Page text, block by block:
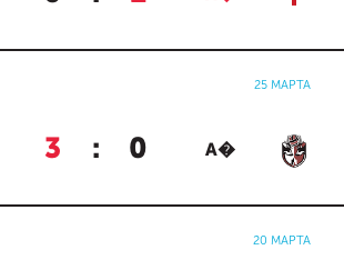
25 МАРТА
3 : 0 А�
20 МАРТА